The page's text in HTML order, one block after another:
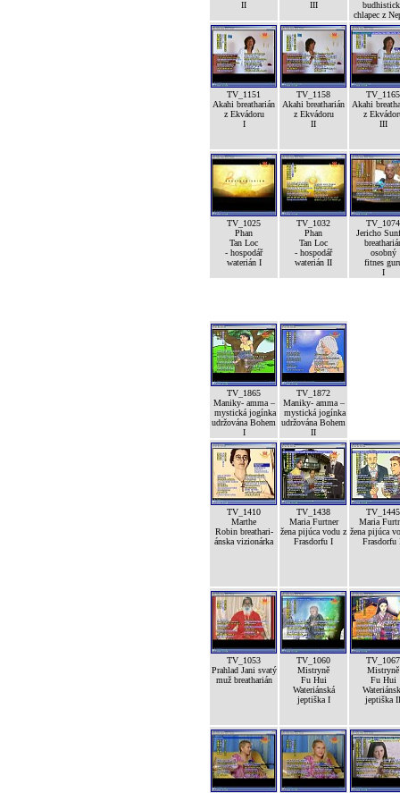
II III
chlapec z
TV_1151
Akahi breatharián
z Ekvádoru
I
TV_1158
Akahi breatharián
z Ekvádoru
II
TV_1165
Akahi
z
III
TV_1025
Phan
Tan Loc
- hospodář
waterián I
TV_1032
Phan
Tan Loc
- hospodář
waterián II
TV_1074
Jericho
osobný
fitnes
I
TV_1865
Maniky- amma –
mystická jogínka
udržována Bohem
I
TV_1872
Maniky- amma –
mystická jogínka
udržována Bohem
II
TV_1410
Marthe
Robin breathari-
ánska vizionárka
TV_1438
Maria Furtner
žena pijúca vodu z
Frasdorfu I
TV_1445
Maria
žena pijúca
Frasdorfu
TV_1053
Prahlad Jani svatý
muž breatharián
TV_1060
Mistryně
Fu Hui
Wateriánská
jeptiška I
TV_1067
Mistryně
Fu Hui
jeptiška II